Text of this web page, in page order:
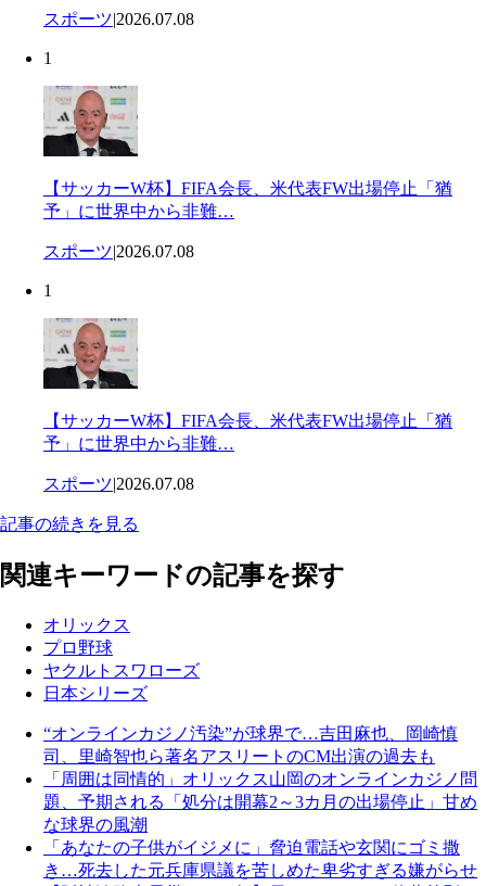
スポーツ|2026.07.08
1
【サッカーW杯】FIFA会長、米代表FW出場停止「猶
予」に世界中から非難…
スポーツ|2026.07.08
1
【サッカーW杯】FIFA会長、米代表FW出場停止「猶
予」に世界中から非難…
スポーツ|2026.07.08
記事の続きを見る
関連キーワードの記事を探す
オリックス
プロ野球
ヤクルトスワローズ
日本シリーズ
“オンラインカジノ汚染”が球界で…吉田麻也、岡崎慎
司、里崎智也ら著名アスリートのCM出演の過去も
「周囲は同情的」オリックス山岡のオンラインカジノ問
題、予期される「処分は開幕2～3カ月の出場停止」甘め
な球界の風潮
「あなたの子供がイジメに」脅迫電話や玄関にゴミ撒
き…死去した元兵庫県議を苦しめた卑劣すぎる嫌がらせ